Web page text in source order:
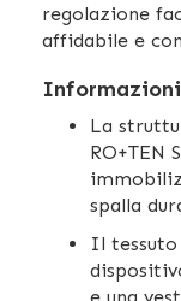
regolazione
affidabile e
La
RO+TEN
spalla
Il